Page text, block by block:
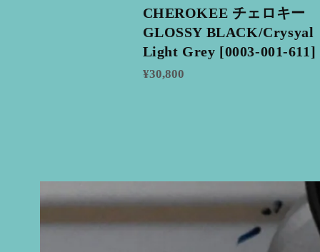
CHEROKEE チェロキー
GLOSSY BLACK/Crysyal
Light Grey [0003-001-611]
¥30,800